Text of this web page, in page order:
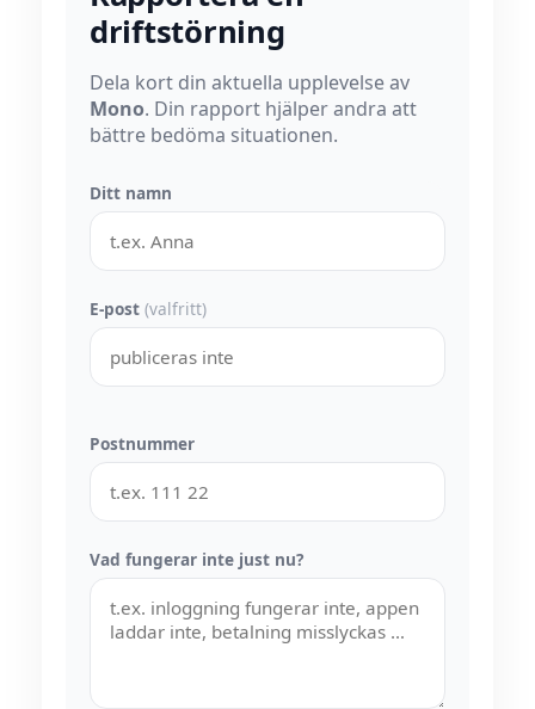
driftstörning
Dela kort din aktuella upplevelse av
Mono. Din rapport hjälper andra att
bättre bedöma situationen.
Ditt namn
E-post (valfritt)
Postnummer
Vad fungerar inte just nu?